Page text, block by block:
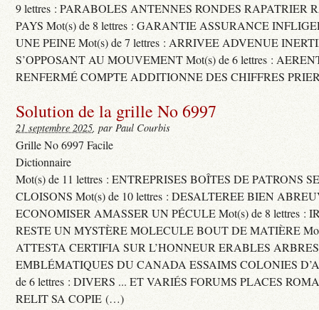
9 lettres : PARABOLES ANTENNES RONDES RAPATRIER
PAYS Mot(s) de 8 lettres : GARANTIE ASSURANCE
UNE PEINE Mot(s) de 7 lettres : ARRIVEE ADVENUE
S’OPPOSANT AU MOUVEMENT Mot(s) de 6 lettres :
RENFERMÉ COMPTE ADDITIONNE DES CHIFFRES
Solution de la grille No 6997
21 septembre 2025, par Paul Courbis
Grille No 6997 Facile
Dictionnaire
Mot(s) de 11 lettres : ENTREPRISES BOÎTES DE PATRONS
CLOISONS Mot(s) de 10 lettres : DESALTEREE BIEN
ECONOMISER AMASSER UN PÉCULE Mot(s) de 8 lettres :
RESTE UN MYSTÈRE MOLECULE BOUT DE MATIÈRE
ATTESTA CERTIFIA SUR L’HONNEUR ERABLES ARBRES
EMBLÉMATIQUES DU CANADA ESSAIMS COLONIES
de 6 lettres : DIVERS ... ET VARIÉS FORUMS PLACES
RELIT SA COPIE (…)